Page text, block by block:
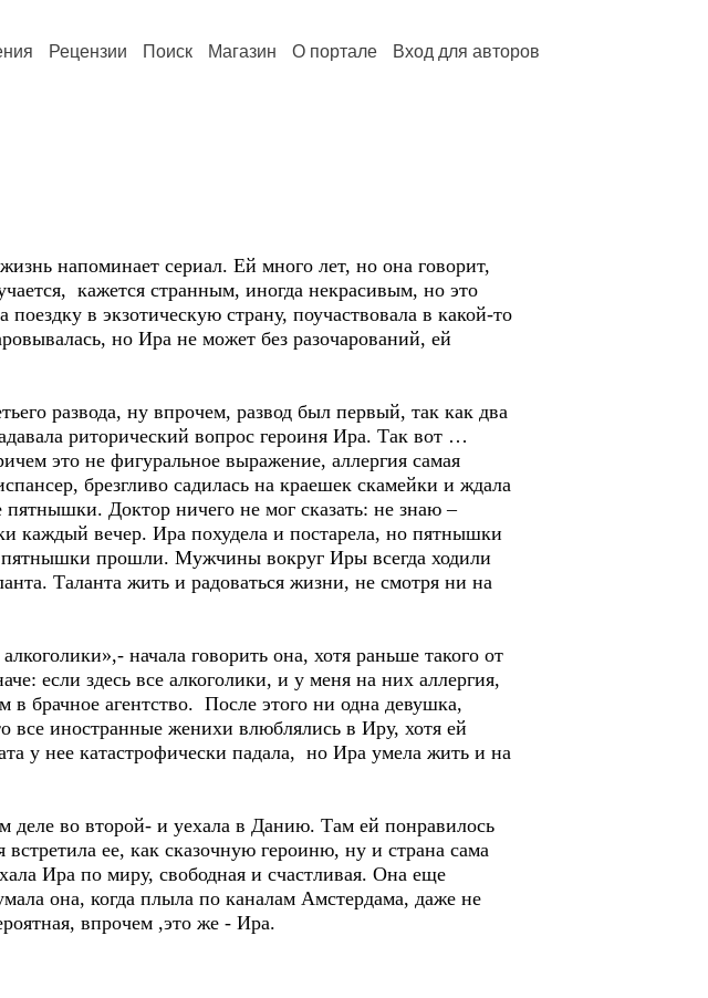
Рецензии Поиск Магазин О портале Вход для авторов
напоминает сериал. Ей много лет, но она говорит,
кажется странным, иногда некрасивым, но это
в экзотическую страну, поучаствовала в какой-то
но Ира не может без разочарований, ей
развода, ну впрочем, развод был первый, так как два
риторический вопрос героиня Ира. Так вот …
это не фигуральное выражение, аллергия самая
брезгливо садилась на краешек скамейки и ждала
Доктор ничего не мог сказать: не знаю –
каждый вечер. Ира похудела и постарела, но пятнышки
пятнышки прошли. Мужчины вокруг Иры всегда ходили
Таланта жить и радоваться жизни, не смотря ни на
начала говорить она, хотя раньше такого от
если здесь все алкоголики, и у меня на них аллергия,
в брачное агентство. После этого ни одна девушка,
все иностранные женихи влюблялись в Иру, хотя ей
у нее катастрофически падала, но Ира умела жить и на
во второй- и уехала в Данию. Там ей понравилось
ее, как сказочную героиню, ну и страна сама
Ира по миру, свободная и счастливая. Она еще
она, когда плыла по каналам Амстердама, даже не
впрочем ,это же - Ира.